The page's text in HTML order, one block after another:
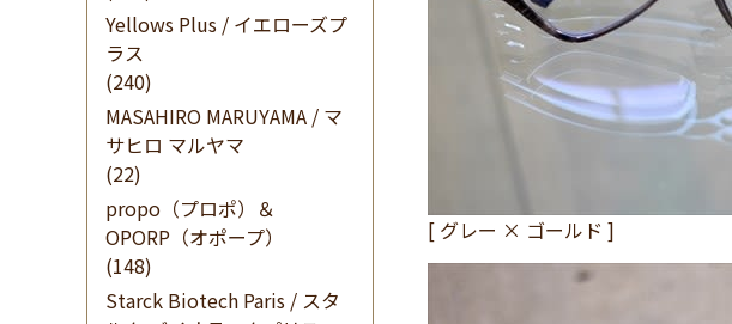
Yellows Plus / イエローズプ
ラス
(240)
MASAHIRO MARUYAMA / マ
サヒロ マルヤマ
(22)
propo（プロポ）＆
OPORP（オポープ）
(148)
Starck Biotech Paris / スタ
[ グレー × ゴールド ]